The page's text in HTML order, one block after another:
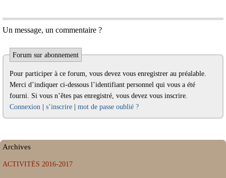
Un message, un commentaire ?
Forum sur abonnement
Pour participer à ce forum, vous devez vous enregistrer au préalable.
Merci d’indiquer ci-dessous l’identifiant personnel qui vous a été
fourni. Si vous n’êtes pas enregistré, vous devez vous inscrire.
Connexion | s’inscrire | mot de passe oublié ?
Archives
ACTIVITÉS 2016-2017